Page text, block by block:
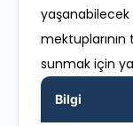
yaşanabilecek
sunmak için
Bilgi